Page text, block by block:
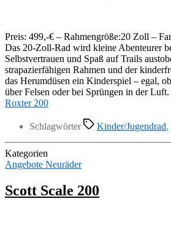
Preis: 499,-€ – Rahmengröße:20 Zoll –
Das 20-Zoll-Rad wird kleine Abenteurer
Selbstvertrauen und Spaß auf Trails
strapazierfähigen Rahmen und der
das Herumdüsen ein Kinderspiel – egal,
über Felsen oder bei Sprüngen in der
Roxter 200
Schlagwörter Kinder/Jugendrad,
Kategorien
Angebote Neuräder
Scott Scale 200